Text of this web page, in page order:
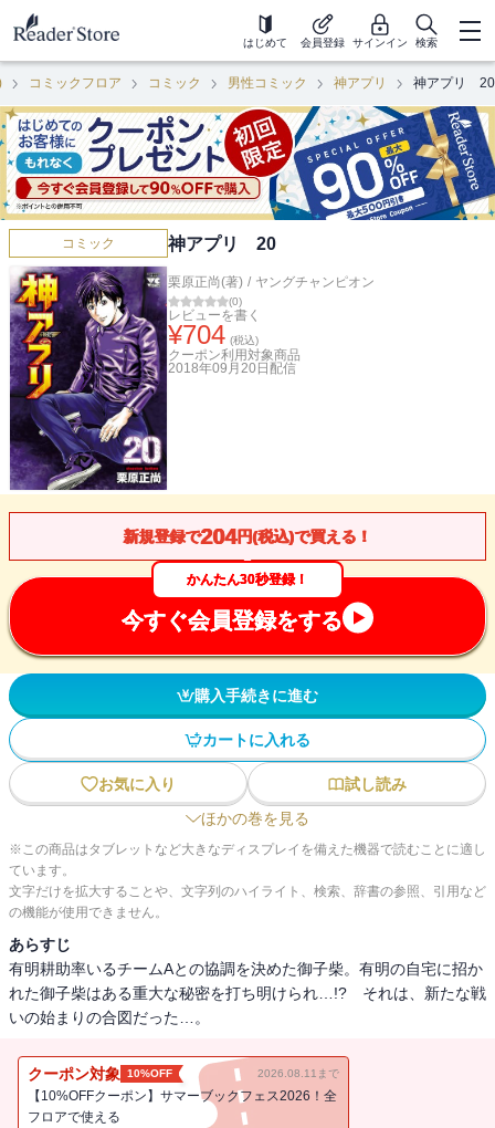
はじめて 会員登録 サインイン 検索
コミックフロア コミック 男性コミック 神アプリ 神アプリ 20
コミック 神アプリ 20
栗原正尚(著) / ヤングチャンピオン
(0)
レビューを書く
¥704 (税込)
クーポン利用対象商品
2018年09月20日 配信
新規登録で204円(税込)で買える！
かんたん30秒登録！
今すぐ会員登録をする
購入手続きに進む
カートに入れる
お気に入り
試し読み
ほかの巻を見る
※この商品はタブレットなど大きなディスプレイを備えた機器で読むことに適し
ています。
文字だけを拡大することや、文字列のハイライト、検索、辞書の参照、引用など
の機能が使用できません。
あらすじ
有明耕助率いるチームAとの協調を決めた御子柴。有明の自宅に招か
れた御子柴はある重大な秘密を打ち明けられ…!? それは、新たな戦
いの始まりの合図だった…。
クーポン対象 10%OFF 2026.08.11まで
【10%OFFクーポン】サマーブックフェス2026！全
フロアで使える